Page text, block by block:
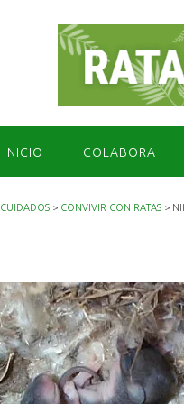
INICIO COLABORA
CUIDADOS > CONVIVIR CON RATAS >